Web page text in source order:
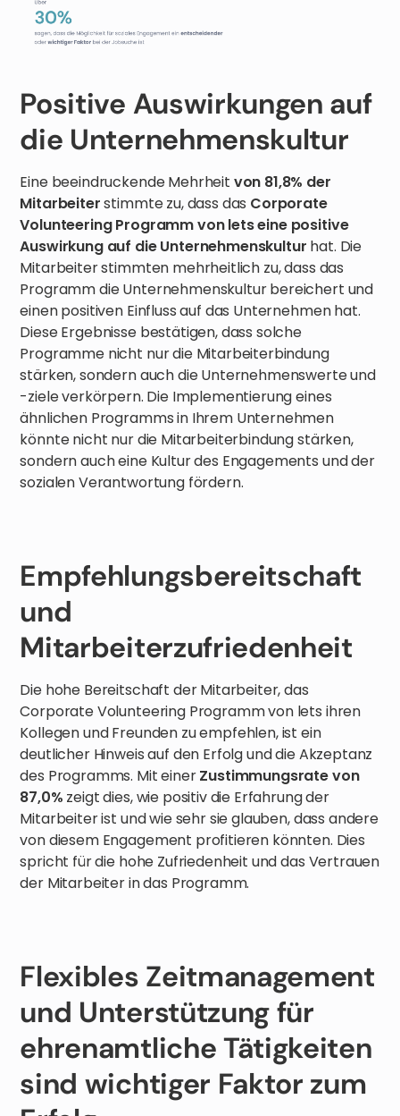
Positive Auswirkungen auf
die Unternehmenskultur
Eine beeindruckende Mehrheit von 81,8% der
Mitarbeiterstimmte zu, dass das Corporate
Volunteering Programm von lets eine positive
Auswirkung auf die Unternehmenskultur hat. Die
Mitarbeiter stimmten mehrheitlich zu, dass das
Programm die Unternehmenskultur bereichert und
einen positiven Einfluss auf das Unternehmen hat.
Diese Ergebnisse bestätigen, dass solche
Programme nicht nur die Mitarbeiterbindung
stärken, sondern auch die Unternehmenswerte und
-ziele verkörpern. Die Implementierung eines
ähnlichen Programms in Ihrem Unternehmen
könnte nicht nur die Mitarbeiterbindung stärken,
sondern auch eine Kultur des Engagements und der
sozialen Verantwortung fördern.
Empfehlungsbereitschaft
und
Mitarbeiterzufriedenheit
Die hohe Bereitschaft der Mitarbeiter, das
Corporate Volunteering Programm von lets ihren
Kollegen und Freunden zu empfehlen, ist ein
deutlicher Hinweis auf den Erfolg und die Akzeptanz
des Programms. Mit einerZustimmungsrate von
87,0% zeigt dies, wie positiv die Erfahrung der
Mitarbeiter ist und wie sehr sie glauben, dass andere
von diesem Engagement profitieren könnten. Dies
spricht für die hohe Zufriedenheit und das Vertrauen
der Mitarbeiter in das Programm.
Flexibles Zeitmanagement
und Unterstützung für
ehrenamtliche Tätigkeiten
sind wichtiger Faktor zum